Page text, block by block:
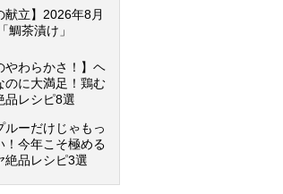
献立】2026年8月
鯛茶漬け」
やわらかさ！】ヘ
のに大満足！鶏む
品レシピ8選
ルーだけじゃもっ
！今年こそ極める
絶品レシピ3選